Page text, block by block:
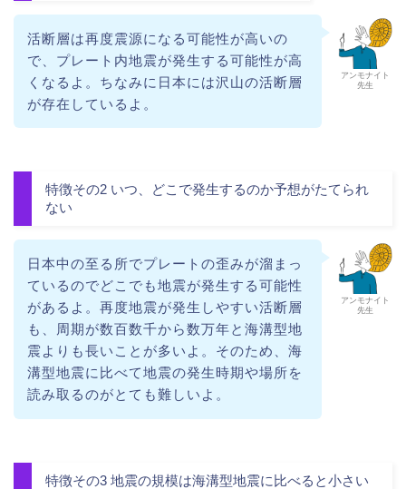
アンモナイト
先生
活断層は再度震源になる可能性が高いの
で、プレート内地震が発生する可能性が高
くなるよ。ちなみに日本には沢山の活断層
が存在しているよ。
特徴その2 いつ、どこで発生するのか予想がたてられ
ない
アンモナイト
先生
日本中の至る所でプレートの歪みが溜まっ
ているのでどこでも地震が発生する可能性
があるよ。再度地震が発生しやすい活断層
も、周期が数百数千から数万年と海溝型地
震よりも長いことが多いよ。そのため、海
溝型地震に比べて地震の発生時期や場所を
読み取るのがとても難しいよ。
特徴その3 地震の規模は海溝型地震に比べると小さい